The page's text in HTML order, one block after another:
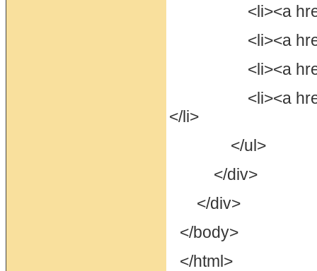
<li><a
<li><a
<li><a
<li><a
</li>
</ul>
</div>
</div>
</body>
</html>